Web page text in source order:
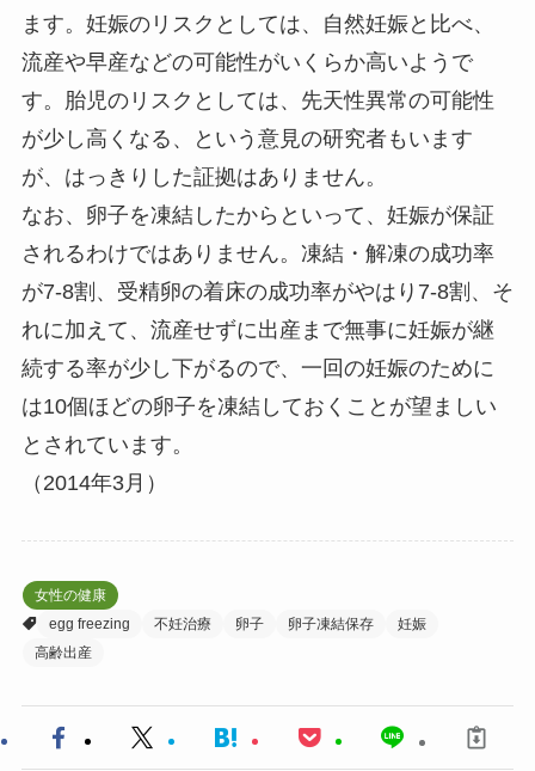
ます。妊娠のリスクとしては、自然妊娠と比べ、
流産や早産などの可能性がいくらか高いようで
す。胎児のリスクとしては、先天性異常の可能性
が少し高くなる、という意見の研究者もいます
が、はっきりした証拠はありません。
なお、卵子を凍結したからといって、妊娠が保証
されるわけではありません。凍結・解凍の成功率
が7-8割、受精卵の着床の成功率がやはり7-8割、そ
れに加えて、流産せずに出産まで無事に妊娠が継
続する率が少し下がるので、一回の妊娠のために
は10個ほどの卵子を凍結しておくことが望ましい
とされています。
（2014年3月）
女性の健康
egg freezing
不妊治療 卵子 卵子凍結保存
妊娠
高齢出産